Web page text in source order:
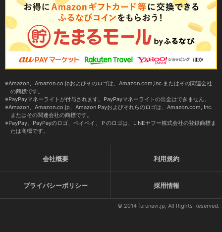
Amazon、Amazon.co.jpおよびそのロゴは、Amazon.com,Inc.またはその関連会社
の商標です。
PayPayマネーライトが付与されます。PayPayマネーライトの出金はできません。
Amazon、Amazon.co.jp、Amazon Payおよびそれらのロゴは、Amazon.com, Inc.
またはその関連会社の商標です。
PayPay、PayPayのロゴ、ペイペイ、Ｐのロゴは、LINEヤフー株式会社の登録商標ま
たは商標です。
会社概要 利用規約
プライバシーポリシー 採用情報
© 2014 furunavi.jp, All Rights Reserved.